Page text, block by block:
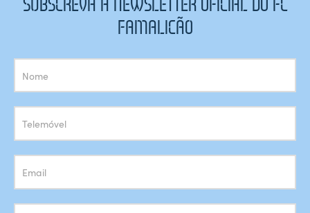
FAMALICÃO
Subscrição
Newsletter